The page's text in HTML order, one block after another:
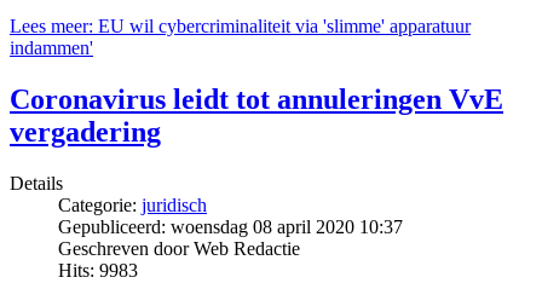
Lees meer: EU wil cybercriminaliteit via 'slimme' apparatuur
indammen'
Coronavirus leidt tot annuleringen VvE
vergadering
Details
Categorie: juridisch
Gepubliceerd: woensdag 08 april 2020 10:37
Geschreven door Web Redactie
Hits: 9983